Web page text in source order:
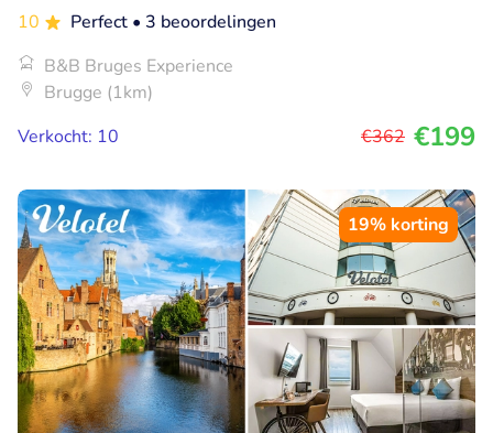
10 Perfect • 3 beoordelingen
B&B Bruges Experience
Brugge (1km)
Verkocht: 10
€362 €199
19% korting